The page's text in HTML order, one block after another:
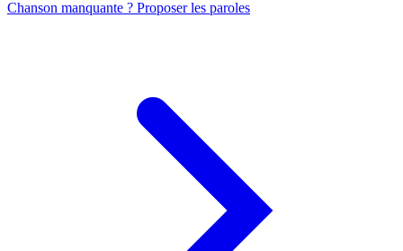
Chanson manquante ? Proposer les paroles